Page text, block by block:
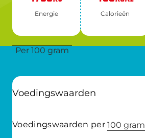
Ener­gie Ca­lo­rie­ën
Per 100 gram
Voedingswaarden
Voedingswaarden per 100 gram